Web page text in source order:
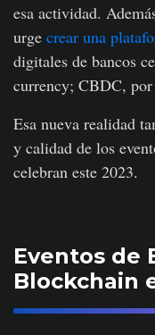
esa actividad.
urge crear una
digitales de bancos
currency; CBDC,
Esa nueva realidad
y calidad de los
celebran este 2023.
Eventos de
Blockchain